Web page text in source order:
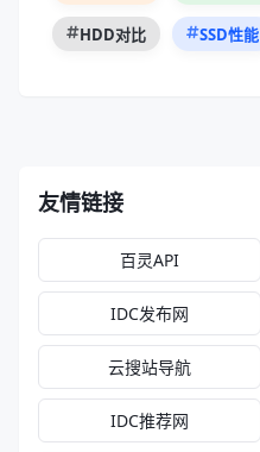
HDD对比 SSD性能
友情链接
百灵API
IDC发布网
云搜站导航
IDC推荐网